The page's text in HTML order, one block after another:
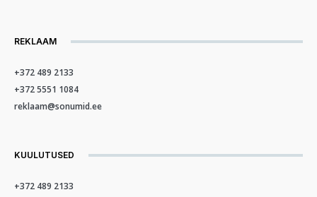
REKLAAM
+372 489 2133
+372 5551 1084
reklaam@sonumid.ee
KUULUTUSED
+372 489 2133